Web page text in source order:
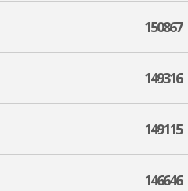
150867
149316
149115
146646